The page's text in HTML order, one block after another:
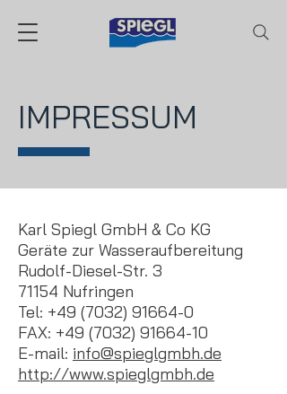
IMPRESSUM
Karl Spiegl GmbH & Co KG
Geräte zur Wasseraufbereitung
Rudolf-Diesel-Str. 3
71154 Nufringen
Tel: +49 (7032) 91664-0
FAX: +49 (7032) 91664-10
E-mail: info@spieglgmbh.de
http://www.spieglgmbh.de